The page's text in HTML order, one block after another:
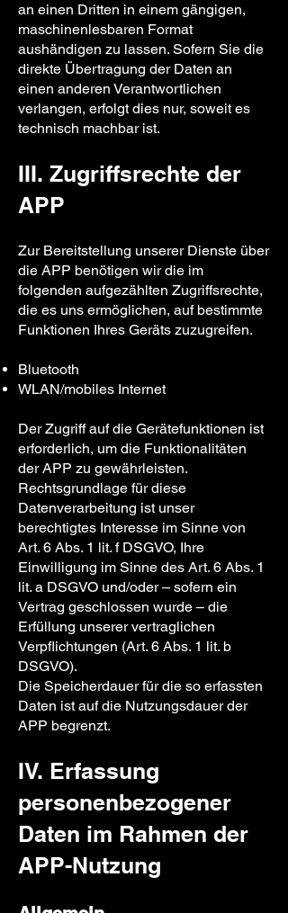
an einen Dritten in einem gängigen,
maschinenlesbaren Format
aushändigen zu lassen. Sofern Sie die
direkte Übertragung der Daten an
einen anderen Verantwortlichen
verlangen, erfolgt dies nur, soweit es
technisch machbar ist.
III. Zugriffsrechte der
APP
Zur Bereitstellung unserer Dienste über
die APP benötigen wir die im
folgenden aufgezählten Zugriffsrechte,
die es uns ermöglichen, auf bestimmte
Funktionen Ihres Geräts zuzugreifen.
Bluetooth
WLAN/mobiles Internet
Der Zugriff auf die Gerätefunktionen ist
erforderlich, um die Funktionalitäten
der APP zu gewährleisten.
Rechtsgrundlage für diese
Datenverarbeitung ist unser
berechtigtes Interesse im Sinne von
Art. 6 Abs. 1 lit. f DSGVO, Ihre
Einwilligung im Sinne des Art. 6 Abs. 1
lit. a DSGVO und/oder – sofern ein
Vertrag geschlossen wurde – die
Erfüllung unserer vertraglichen
Verpflichtungen (Art. 6 Abs. 1 lit. b
DSGVO).
Die Speicherdauer für die so erfassten
Daten ist auf die Nutzungsdauer der
APP begrenzt.
IV. Erfassung
personenbezogener
Daten im Rahmen der
APP-Nutzung